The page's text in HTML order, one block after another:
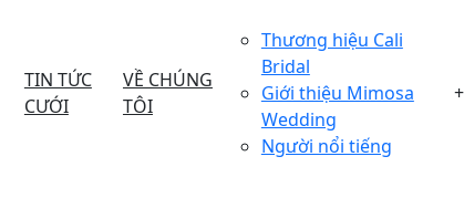
TIN TỨC
CƯỚI
VỀ CHÚNG
TÔI
Thương hiệu Cali
Bridal
Giới thiệu Mimosa
Wedding
Người nổi tiếng
+